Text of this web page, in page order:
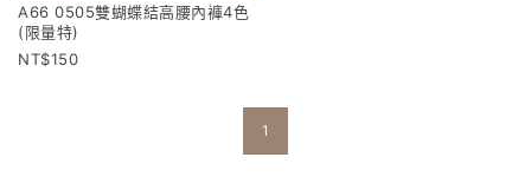
A66 0505雙蝴蝶結高腰內褲4色
(限量特)
150
1